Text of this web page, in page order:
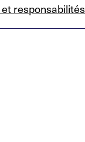
responsabilités